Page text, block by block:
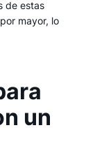
de estas
mayor, lo
un